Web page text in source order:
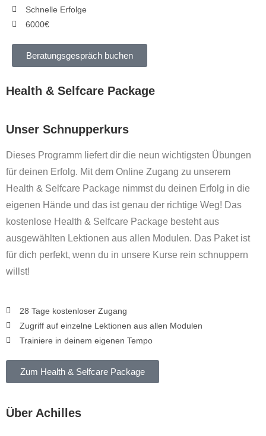
Schnelle Erfolge
6000€
Beratungsgespräch buchen
Health & Selfcare Package
Unser Schnupperkurs
Dieses Programm liefert dir die neun wichtigsten Übungen
für deinen Erfolg. Mit dem Online Zugang zu unserem
Health & Selfcare Package nimmst du deinen Erfolg in die
eigenen Hände und das ist genau der richtige Weg! Das
kostenlose Health & Selfcare Package besteht aus
ausgewählten Lektionen aus allen Modulen. Das Paket ist
für dich perfekt, wenn du in unsere Kurse rein schnuppern
willst!
28 Tage kostenloser Zugang
Zugriff auf einzelne Lektionen aus allen Modulen
Trainiere in deinem eigenen Tempo
Zum Health & Selfcare Package
Über Achilles